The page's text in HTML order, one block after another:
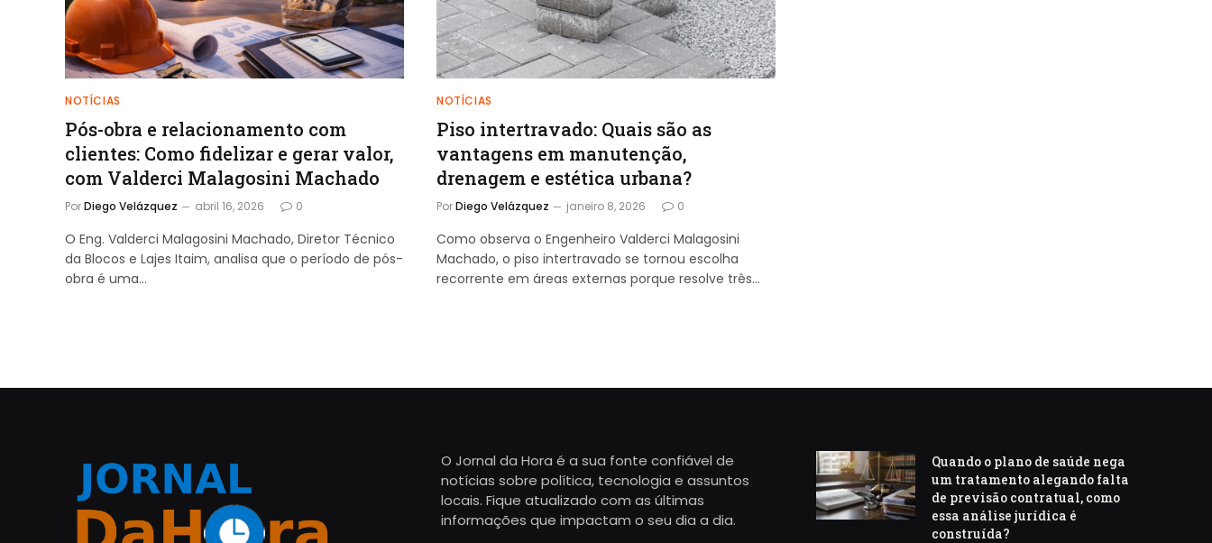
NOTÍCIAS
Pós-obra e relacionamento com
clientes: Como fidelizar e gerar valor,
com Valderci Malagosini Machado
PorDiego Velázquez abril 16, 2026 0
O Eng. Valderci Malagosini Machado, Diretor Técnico
da Blocos e Lajes Itaim, analisa que o período de pós-
obra é uma…
NOTÍCIAS
Piso intertravado: Quais são as
vantagens em manutenção,
drenagem e estética urbana?
PorDiego Velázquez janeiro 8, 2026 0
Como observa o Engenheiro Valderci Malagosini
Machado, o piso intertravado se tornou escolha
recorrente em áreas externas porque resolve três…
O Jornal da Hora é a sua fonte confiável de
notícias sobre política, tecnologia e assuntos
locais. Fique atualizado com as últimas
informações que impactam o seu dia a dia.
Quando o plano de saúde nega
um tratamento alegando falta
de previsão contratual, como
essa análise jurídica é
construída?